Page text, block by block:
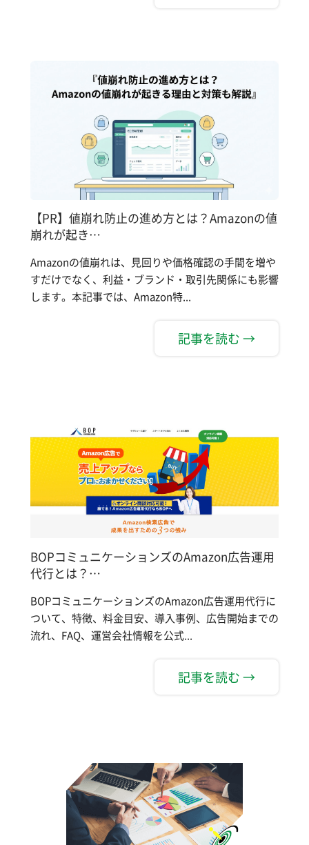
【PR】値崩れ防止の進め方とは？Amazonの値
崩れが起き…
Amazonの値崩れは、見回りや価格確認の手間を増や
すだけでなく、利益・ブランド・取引先関係にも影響
します。本記事では、Amazon特...
記事を読む →
BOPコミュニケーションズのAmazon広告運用
代行とは？…
BOPコミュニケーションズのAmazon広告運用代行に
ついて、特徴、料金目安、導入事例、広告開始までの
流れ、FAQ、運営会社情報を公式...
記事を読む →